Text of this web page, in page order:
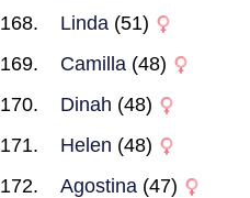
Linda (51)
Camilla (48)
Dinah (48)
Helen (48)
Agostina (47)